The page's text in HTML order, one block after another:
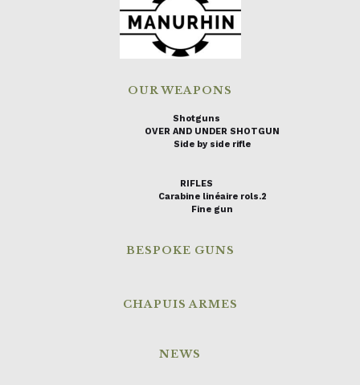
OUR WEAPONS
Shotguns
OVER AND UNDER SHOTGUN
Side by side rifle
RIFLES
Carabine linéaire rols.2
Fine gun
BESPOKE GUNS
CHAPUIS ARMES
NEWS